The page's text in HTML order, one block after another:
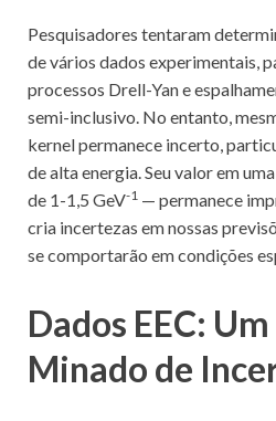
Pesquisadores tentaram
de vários dados experimentais,
processos Drell-Yan e
semi-inclusivo. No entanto,
kernel permanece incerto,
de alta energia. Seu valor em
de 1-1,5 GeV-1 — permanece
cria incertezas em nossas
se comportarão em condições
Dados EEC:
Minado de